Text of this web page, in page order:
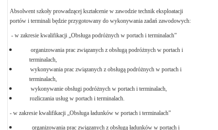
Absolwent szkoły prowadzącej kształcenie w zawodzie technik eksploatacji
portów i terminali będzie przygotowany do wykonywania zadań zawodowych:
- w zakresie kwalifikacji „Obsługa podróżnych w portach i terminalach”
organizowania prac związanych z obsługą podróżnych w portach i
terminalach,
wykonywania prac związanych z obsługą podróżnych w portach i
terminalach,
wykonywanie obsługi podróżnych w portach i terminalach,
rozliczania usług w portach i terminalach.
- w zakresie kwalifikacji „Obsługa ładunków w portach i terminalach”
organizowania prac związanych z obsługą ładunków w portach i